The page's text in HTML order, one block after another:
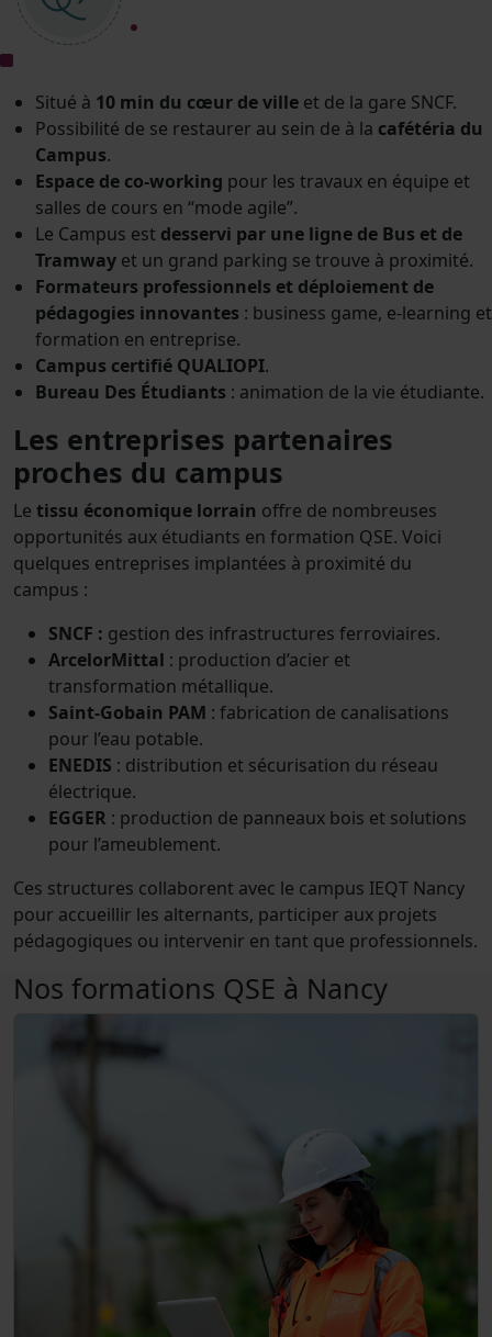
Situé à 10 min du cœur de ville et de la gare SNCF.
Possibilité de se restaurer au sein de à la cafétéria du
Campus.
Espace de co-working pour les travaux en équipe et
salles de cours en “mode agile”.
Le Campus est desservi par une ligne de Bus et de
Tramway et un grand parking se trouve à proximité.
Formateurs professionnels et déploiement de
pédagogies innovantes : business game, e-learning et
formation en entreprise.
Campus certifié QUALIOPI.
Bureau Des Étudiants : animation de la vie étudiante.
Les entreprises partenaires
proches du campus
Le tissu économique lorrain offre de nombreuses
opportunités aux étudiants en formation QSE. Voici
quelques entreprises implantées à proximité du
campus :
SNCF : gestion des infrastructures ferroviaires.
ArcelorMittal : production d’acier et
transformation métallique.
Saint-Gobain PAM : fabrication de canalisations
pour l’eau potable.
ENEDIS : distribution et sécurisation du réseau
électrique.
EGGER : production de panneaux bois et solutions
pour l’ameublement.
Ces structures collaborent avec le campus IEQT Nancy
pour accueillir les alternants, participer aux projets
pédagogiques ou intervenir en tant que professionnels.
Nos formations QSE à Nancy